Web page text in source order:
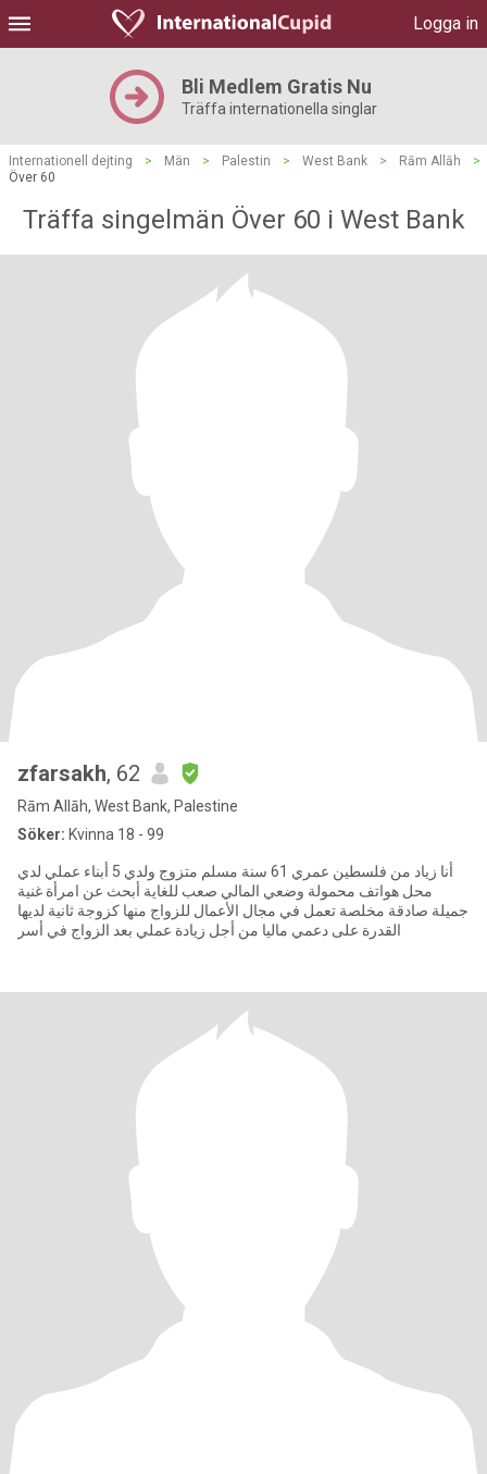
Logga in
Bli Medlem Gratis Nu
Träffa internationella singlar
Internationell dejting > Män > Palestin > West Bank > Rām Allāh
>
Över 60
Träffa singelmän Över 60 i West Bank
zfarsakh, 62
Rām Allāh, West Bank, Palestine
Söker: Kvinna 18 - 99
أنا زياد من فلسطين عمري 61 سنة مسلم متزوج ولدي 5 أبناء عملي لدي
محل هواتف محمولة وضعي المالي صعب للغاية أبحث عن امرأة غنية
جميلة صادقة مخلصة تعمل في مجال الأعمال للزواج منها كزوجة ثانية لديها
القدرة على دعمي ماليا من أجل زيادة عملي بعد الزواج في أسر